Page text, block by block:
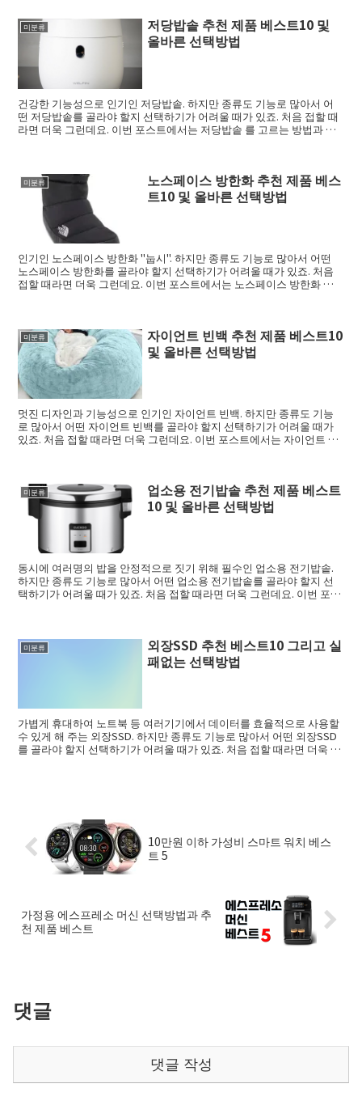
미분류
저당밥솥 추천 제품 베스트10 및
올바른 선택방법
건강한 기능성으로 인기인 저당밥솥. 하지만 종류도 기능로 많아서 어
떤 저당밥솥를 골라야 할지 선택하기가 어려울 때가 있죠. 처음 접할 때
라면 더욱 그런데요. 이번 포스트에서는 저당밥솥 를 고르는 방법과 추
미분류
노스페이스 방한화 추천 제품 베스
트10 및 올바른 선택방법
인기인 노스페이스 방한화 "눕시". 하지만 종류도 기능로 많아서 어떤
노스페이스 방한화를 골라야 할지 선택하기가 어려울 때가 있죠. 처음
접할 때라면 더욱 그런데요. 이번 포스트에서는 노스페이스 방한화 고
미분류
자이언트 빈백 추천 제품 베스트10
및 올바른 선택방법
멋진 디자인과 기능성으로 인기인 자이언트 빈백. 하지만 종류도 기능
로 많아서 어떤 자이언트 빈백를 골라야 할지 선택하기가 어려울 때가
있죠. 처음 접할 때라면 더욱 그런데요. 이번 포스트에서는 자이언트 빈
미분류
업소용 전기밥솥 추천 제품 베스트
10 및 올바른 선택방법
동시에 여러명의 밥을 안정적으로 짓기 위해 필수인 업소용 전기밥솥.
하지만 종류도 기능로 많아서 어떤 업소용 전기밥솥를 골라야 할지 선
택하기가 어려울 때가 있죠. 처음 접할 때라면 더욱 그런데요. 이번 포스
미분류
외장SSD 추천 베스트10 그리고 실
패없는 선택방법
가볍게 휴대하여 노트북 등 여러기기에서 데이터를 효율적으로 사용할
수 있게 해 주는 외장SSD. 하지만 종류도 기능로 많아서 어떤 외장SSD
를 골라야 할지 선택하기가 어려울 때가 있죠. 처음 접할 때라면 더욱 그
10만원 이하 가성비 스마트 워치 베스
트 5
가정용 에스프레소 머신 선택방법과 추
천 제품 베스트
댓글
댓글 작성